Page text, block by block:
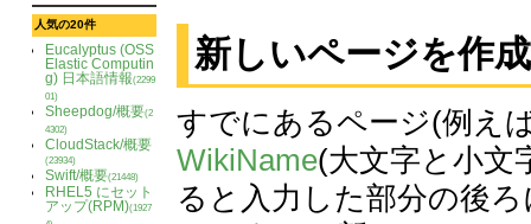
人気の20件
Eucalyptus (OSS
Elastic Computin
g) 日本語情報(2299
01)
Sheepdog/概要(2
4302)
CloudStack/概要
(23934)
Swift/概要(21448)
RHEL5 にセット
アップ(RPM)(1927
新しいページを作
すでにあるページ(例え
WikiName(大文字と小文
ると入力した部分の後